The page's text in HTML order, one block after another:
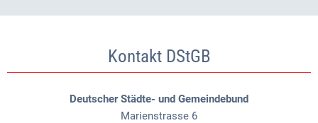
Kontakt DStGB
Deutscher Städte- und Gemeindebund
Marienstrasse 6